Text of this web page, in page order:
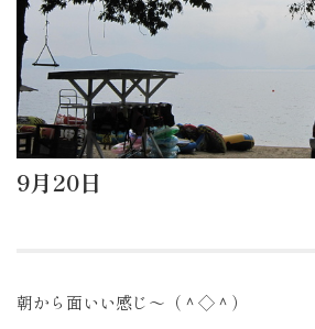
9月20日
朝から面いい感じ～（＾◇＾）